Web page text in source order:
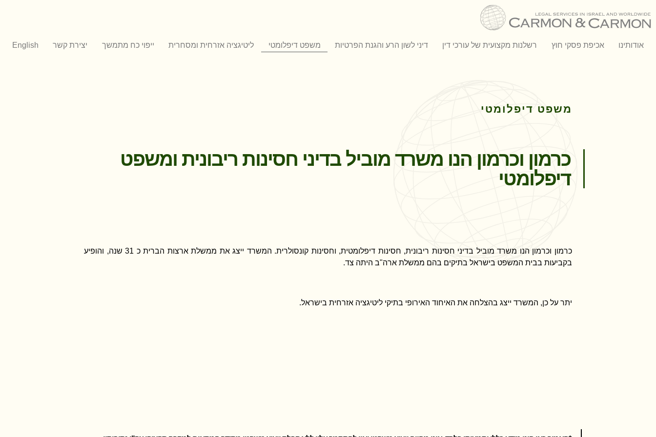
אודותינו אכיפת פסקי חוץ רשלנות מקצועית של עורכי דין דיני לשון הרע והגנת הפרטיות משפט דיפלומטי ליטיגציה אזרחית ומסחרית ייפוי כח מתמשך יצירת קשר English
משפט דיפלומטי
כרמון וכרמון הנו משרד מוביל בדיני חסינות ריבונית ומשפט
דיפלומטי
כרמון וכרמון הנו משרד מוביל בדיני חסינות ריבונית, חסינות דיפלומטית, וחסינות קונסולרית. המשרד ייצג את ממשלת ארצות הברית כ 31 שנה, והופיע
בקביעות בבית המשפט בישראל בתיקים בהם ממשלת ארה"ב היתה צד.
יתר על כן, המשרד ייצג בהצלחה את האיחוד האירופי בתיקי ליטיגציה אזרחית בישראל.